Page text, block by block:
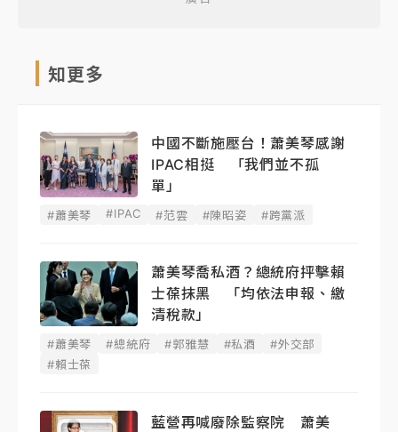
知更多
中國不斷施壓台！蕭美琴感謝
IPAC相挺 「我們並不孤
單」
#蕭美琴 #IPAC #范雲 #陳昭姿 #跨黨派
蕭美琴喬私酒？總統府抨擊賴
士葆抹黑 「均依法申報、繳
清稅款」
#蕭美琴 #總統府 #郭雅慧 #私酒
#外交部
#賴士葆
藍營再喊廢除監察院 蕭美